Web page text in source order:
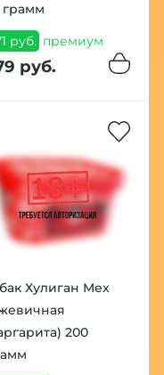
грамм
руб. премиум
руб.
Хулиган Mex
200